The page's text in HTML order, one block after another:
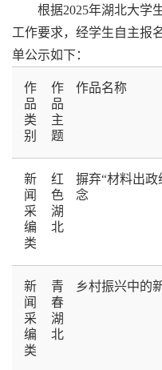
根据2025年湖北大学
工作要求，经学生自主报
单公示如下：
作
品
类
别
作
品
主
题
作品名称
新
闻
采
编
类
红
色
湖
北
摒弃“材料出政
念
新
闻
采
编
类
青
春
湖
北
乡村振兴中的